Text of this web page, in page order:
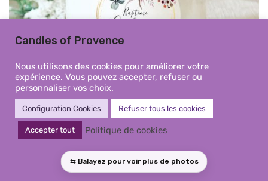
Mini Bougie baptême
personnalisée fille – Modèle floral
eucalyptus cercle doré
Candles of Provence
Nous utilisons des cookies pour améliorer votre
expérience. Vous pouvez accepter, refuser ou
personnaliser vos choix.
Configuration Cookies Refuser tous les cookies
Accepter tout Politique de cookies